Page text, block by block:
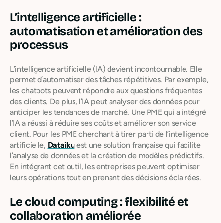
L’intelligence artificielle :
automatisation et amélioration des
processus
L’intelligence artificielle (IA) devient incontournable. Elle
permet d’automatiser des tâches répétitives. Par exemple,
les chatbots peuvent répondre aux questions fréquentes
des clients. De plus, l’IA peut analyser des données pour
anticiper les tendances de marché. Une PME qui a intégré
l’IA a réussi à réduire ses coûts et améliorer son service
client. Pour les PME cherchant à tirer parti de l’intelligence
artificielle, Dataikuest une solution française qui facilite
l’analyse de données et la création de modèles prédictifs.
En intégrant cet outil, les entreprises peuvent optimiser
leurs opérations tout en prenant des décisions éclairées.
Le cloud computing : flexibilité et
collaboration améliorée